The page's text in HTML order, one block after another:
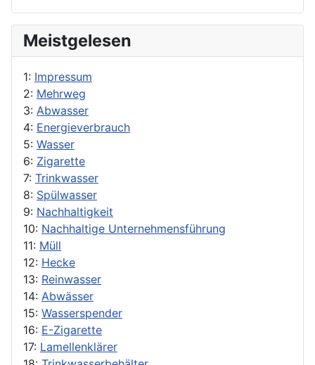
Meistgelesen
1: Impressum
2: Mehrweg
3: Abwasser
4: Energieverbrauch
5: Wasser
6: Zigarette
7: Trinkwasser
8: Spülwasser
9: Nachhaltigkeit
10: Nachhaltige Unternehmensführung
11: Müll
12: Hecke
13: Reinwasser
14: Abwässer
15: Wasserspender
16: E-Zigarette
17: Lamellenklärer